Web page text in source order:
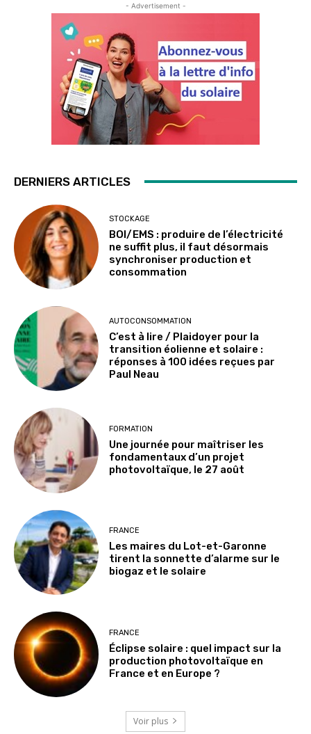
- Advertisement -
DERNIERS ARTICLES
STOCKAGE
BOI/EMS : produire de l’électricité
ne suffit plus, il faut désormais
synchroniser production et
consommation
AUTOCONSOMMATION
C’est à lire / Plaidoyer pour la
transition éolienne et solaire :
réponses à 100 idées reçues par
Paul Neau
FORMATION
Une journée pour maîtriser les
fondamentaux d’un projet
photovoltaïque, le 27 août
FRANCE
Les maires du Lot-et-Garonne
tirent la sonnette d’alarme sur le
biogaz et le solaire
FRANCE
Éclipse solaire : quel impact sur la
production photovoltaïque en
France et en Europe ?
Voir plus